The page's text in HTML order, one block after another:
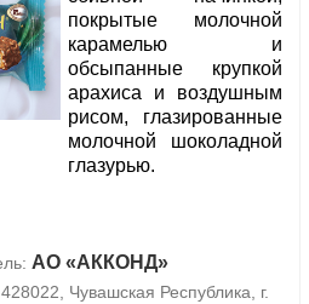
покрытые молочной
карамелью и
обсыпанные крупкой
арахиса и воздушным
рисом, глазированные
молочной шоколадной
глазурью.
АО «АККОНД»
428022, Чувашская Республика, г.